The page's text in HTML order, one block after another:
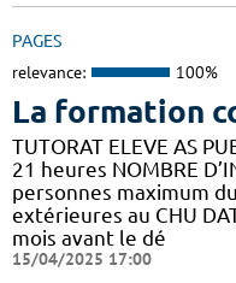
PAGES
relevance: 100%
La formation
TUTORAT ELEVE AS
21 heures NOMBRE
personnes maximum
extérieures au CHU
mois avant le dé
15/04/2025 17:00